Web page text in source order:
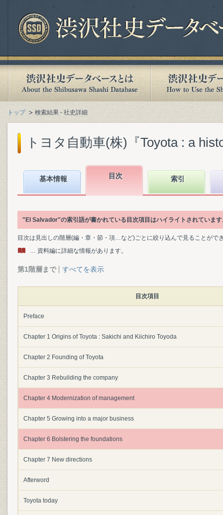
トップ 検索結果 - 社史詳細
トヨタ自動車(株)『Toyota : a
基本情報 目次 索引
"El Salvador"の索引語が書かれている目次項目はハイライトされています
目次は見出しの階層(編・章・節・項…など)ごとに絞り込んで見ることがで
… 資料編に詳細な情報があります。
第1階層まで すべてを表示
目次項目
Preface
Chapter 1 Origins of Toyota : Sakichi and Kiichiro Toyoda
Chapter 2 Founding of Toyota
Chapter 3 Rebuilding the company
Chapter 4 Modernization of management
Chapter 5 Growing into a major business
Chapter 6 Bolstering the foundations
Chapter 7 New directions
Afterword
Toyota today